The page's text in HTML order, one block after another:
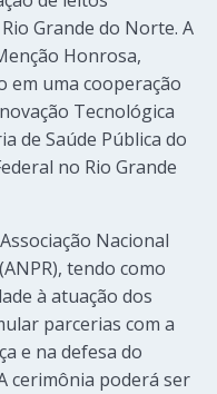
Grande do Norte. A
Honrosa,
em uma cooperação
Tecnológica
de Saúde Pública do
no Rio Grande
Nacional
tendo como
à atuação dos
parcerias com a
e na defesa do
cerimônia poderá ser